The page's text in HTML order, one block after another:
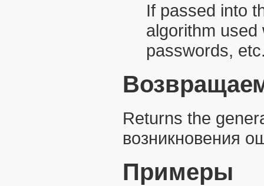
If passed into
algorithm
passwords,
Returns the
возникновения
Примеры